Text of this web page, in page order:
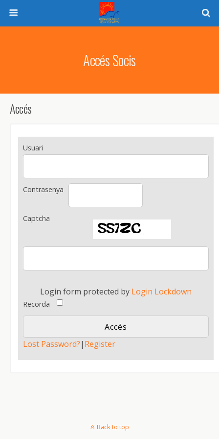
Accés Socis
Accés
Usuari
Contrasenya
Captcha
Login form protected by Login Lockdown
Recorda
Lost Password?| Register
Back to top